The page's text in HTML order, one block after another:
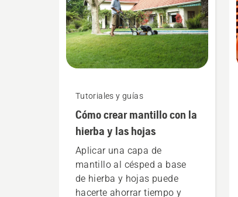
Tutoriales y guías
Cómo crear mantillo con la
hierba y las hojas
Aplicar una capa de
mantillo al césped a base
de hierba y hojas puede
hacerte ahorrar tiempo y